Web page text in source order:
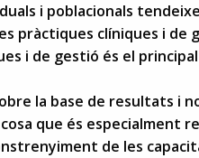
i poblacionals
pràctiques clíniques i de
i de gestió és el
la base de resultats i
que és especialment
de les